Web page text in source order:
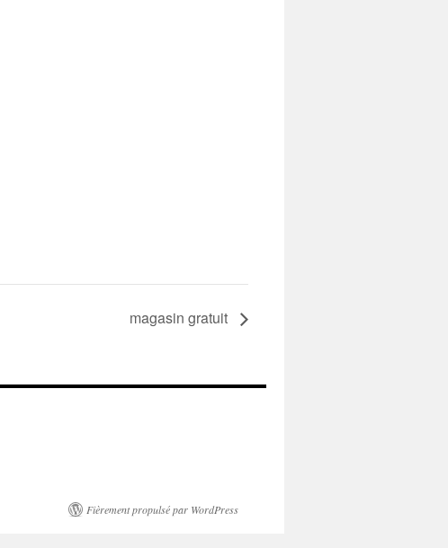
magasin gratuit
Fièrement propulsé par WordPress